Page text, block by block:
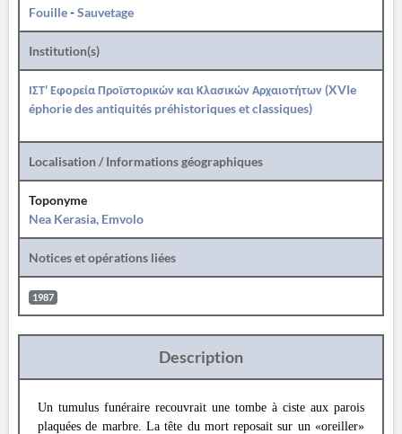
Fouille-Sauvetage
Institution(s)
ΙΣΤ' Εφορεία Προϊστορικών και Κλασικών Αρχαιοτήτων (XVIe
éphorie des antiquités préhistoriques et classiques)
Localisation / Informations géographiques
Toponyme
Nea Kerasia, Emvolo
Notices et opérations liées
1987
Description
Un tumulus funéraire recouvrait une tombe à ciste aux parois
plaquées de marbre. La tête du mort reposait sur un «oreiller»